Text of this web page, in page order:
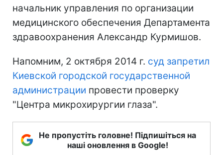
начальник управления по организации
медицинского обеспечения Департамента
здравоохранения Александр Курмишов.
Напомним, 2 октября 2014 г. суд запретил
Киевской городской государственной
администрации провести проверку
"Центра микрохирургии глаза".
Не пропустіть головне! Підпишіться на
наші оновлення в Google!